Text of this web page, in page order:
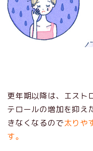
更年期以降は、エスト
テロールの増加を抑え
きなくなるので太りや
す。